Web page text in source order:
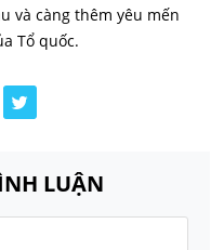
và càng thêm yêu mến
Tổ quốc.
LUẬN